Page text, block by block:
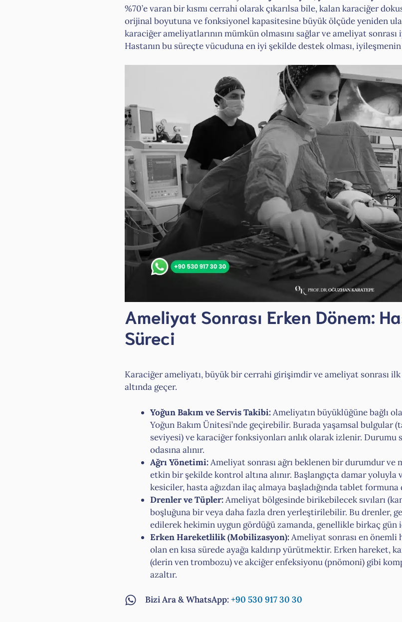
%70’e varan bir kısmı cerrahi olarak çıkarılsa bile, kalan karaciğer
orijinal boyutuna ve fonksiyonel kapasitesine büyük ölçüde yeniden
karaciğer ameliyatlarının mümkün olmasını sağlar ve ameliyat
Hastanın bu süreçte vücuduna en iyi şekilde destek olması,
Ameliyat Sonrası Erken Dönem:
Süreci
Karaciğer ameliyatı, büyük bir cerrahi girişimdir ve ameliyat sonrası
altında geçer.
Yoğun Bakım ve Servis Takibi:Ameliyatın büyüklüğüne bağlı
Yoğun Bakım Ünitesi’nde geçirebilir. Burada yaşamsal bulgular
seviyesi) ve karaciğer fonksiyonları anlık olarak izlenir.
odasına alınır.
Ağrı Yönetimi:Ameliyat sonrası ağrı beklenen bir durumdur
etkin bir şekilde kontrol altına alınır. Başlangıçta damar
kesiciler, hasta ağızdan ilaç almaya başladığında tablet
Drenler ve Tüpler:Ameliyat bölgesinde birikebilecek sıvıları
boşluğuna bir veya daha fazla dren yerleştirilebilir. Bu drenler,
edilerek hekimin uygun gördüğü zamanda, genellikle birkaç gün
Erken Hareketlilik (Mobilizasyon):Ameliyat sonrası en önemli
olan en kısa sürede ayağa kaldırıp yürütmektir. Erken hareket,
(derin ven trombozu) ve akciğer enfeksiyonu (pnömoni) gibi
azaltır.
Bizi Ara & WhatsApp:+90 530 917 30 30